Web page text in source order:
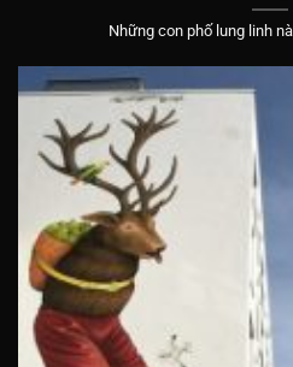
Những con phố lung linh